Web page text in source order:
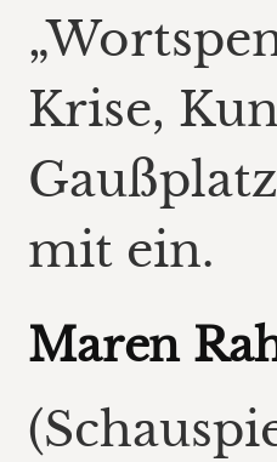
Krise,
mit ein.
Maren